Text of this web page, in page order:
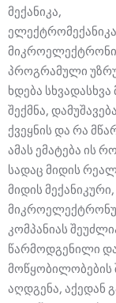
მექანიკა,
პროგრამული
ხდება
შექმნა,
ქვეყნის და რა
ამას ემატება ის
სადაც მიდის
მიდის
კომპანიას
წარმოდგენილი
მოწყობილობების
აღდგენა, აქედან